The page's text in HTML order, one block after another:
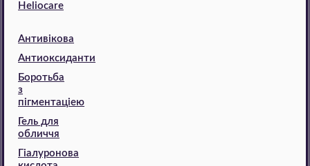
Heliocare
Антивікова
Антиоксиданти
Боротьба
з
пігментаціею
Гель для
обличчя
Гіалуронова